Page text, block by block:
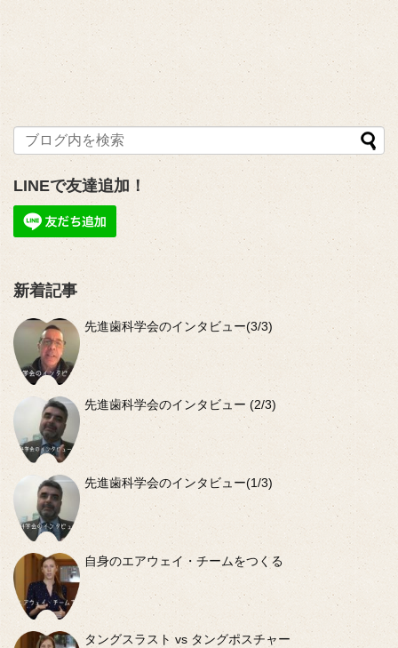
LINEで友達追加！
新着記事
先進歯科学会のインタビュー(3/3)
先進歯科学会のインタビュー (2/3)
先進歯科学会のインタビュー(1/3)
自身のエアウェイ・チームをつくる
タングスラスト vs タングポスチャー